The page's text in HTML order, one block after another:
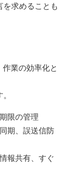
を求めることも
業の効率化と
限の管理
期、誤送信防
報共有、すぐ